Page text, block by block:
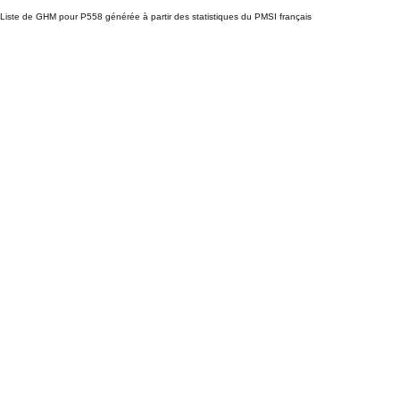
Liste de GHM pour P558 générée à partir des statistiques du PMSI français